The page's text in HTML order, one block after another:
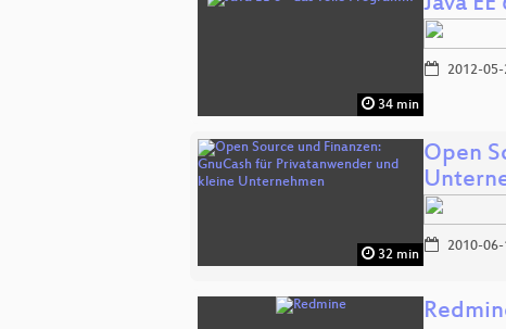
34 min
2012-05-
32 min
Open
2010-